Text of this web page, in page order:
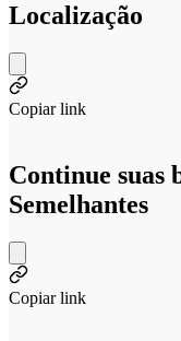
Localização
Copiar link
Continue suas
Semelhantes
Copiar link